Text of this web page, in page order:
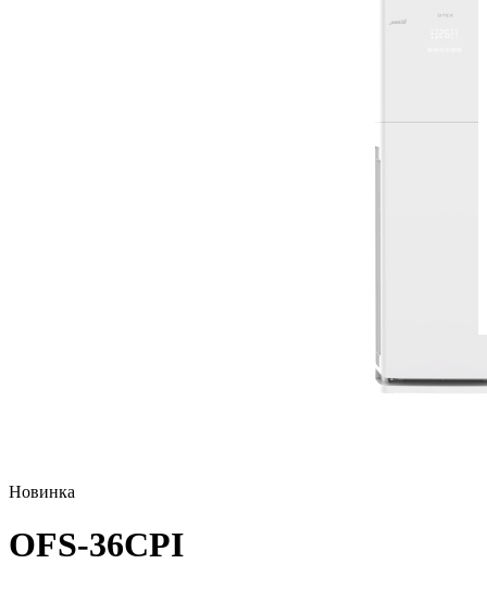
Новинка
OFS-36CPI